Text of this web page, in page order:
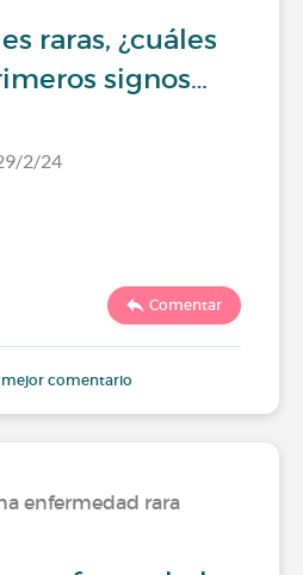
raras, ¿cuáles
signos…
2/24
Comentar
mejor comentario
enfermedad rara